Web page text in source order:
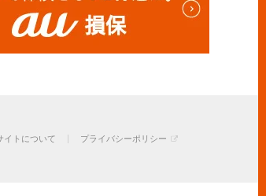
イトについて プライバシーポリシー